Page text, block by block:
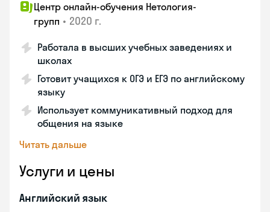
Центр онлайн-обучения Нетология-
групп • 2020 г.
Работала в высших учебных заведениях и
школах
Готовит учащихся к ОГЭ и ЕГЭ по английскому
языку
Использует коммуникативный подход для
общения на языке
Читать дальше
Услуги и цены
Английский язык